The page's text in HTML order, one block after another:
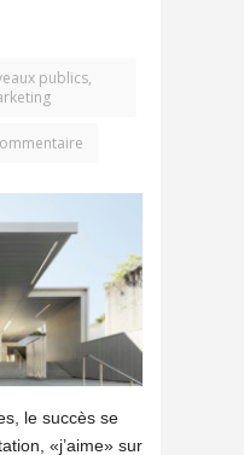
publics,
le succès se
«j’aime» sur